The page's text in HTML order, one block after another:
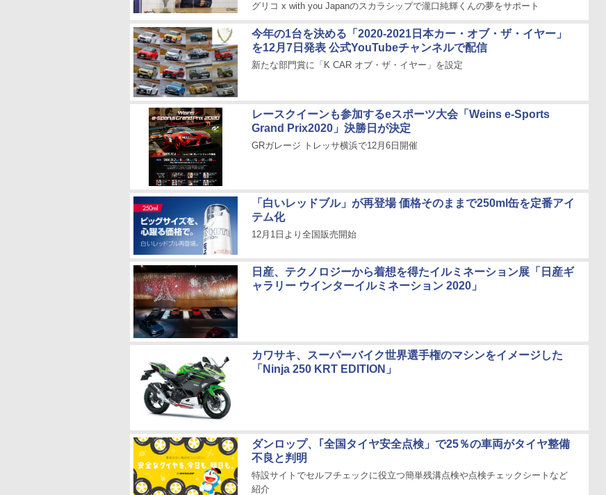
グリコ x with you Japanのスカラシップで瀧口純輝くんの夢をサポート
今年の1台を決める「2020-2021日本カー・オブ・ザ・イヤー」
を12月7日発表 公式YouTubeチャンネルで配信
新たな部門賞に「K CAR オブ・ザ・イヤー」を設定
レースクイーンも参加するeスポーツ大会「Weins e-Sports
Grand Prix2020」決勝日が決定
GRガレージ トレッサ横浜で12月6日開催
「白いレッドブル」が再登場 価格そのままで250ml缶を定番アイ
テム化
12月1日より全国販売開始
日産、テクノロジーから着想を得たイルミネーション展「日産ギ
ャラリー ウインターイルミネーション 2020」
カワサキ、スーパーバイク世界選手権のマシンをイメージした
「Ninja 250 KRT EDITION」
ダンロップ、｢全国タイヤ安全点検」で25％の車両がタイヤ整備
不良と判明
特設サイトでセルフチェックに役立つ簡単残溝点検や点検チェックシートなど
紹介